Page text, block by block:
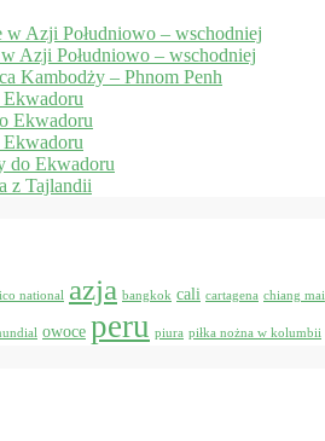
w Azji Południowo – wschodniej
Azji Południowo – wschodniej
Kambodży – Phnom Penh
Ekwadoru
Ekwadoru
Ekwadoru
do Ekwadoru
z Tajlandii
national azja bangkok cali cartagena chiang mai
owoce peru piura piłka nożna w kolumbii